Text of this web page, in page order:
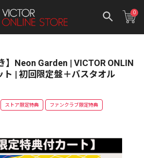
0
】Neon Garden | VICTOR ONLIN
ト | 初回限定盤＋バスタオル
ストア限定特典 ファンクラブ限定特典